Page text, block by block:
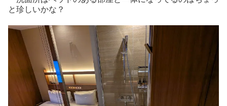
と珍しいかな？